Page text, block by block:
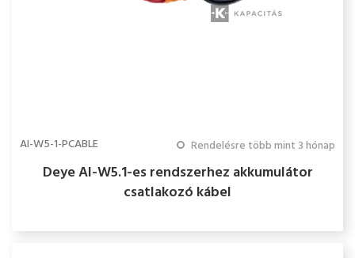
AI-W5-1-PCABLE Rendelésre több mint 3 hónap
Deye AI-W5.1-es rendszerhez akkumulátor
csatlakozó kábel